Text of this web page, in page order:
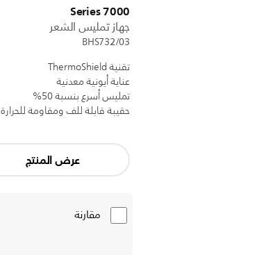
7000 Series
جهاز تمليس الشعر
BHS732/03
تقنية ThermoShield
عناية أيونية معدنية
تمليس أسرع بنسبة 50%
حقيبة قابلة للف ومقاومة للحرارة
عرض المنتج
مقارنة